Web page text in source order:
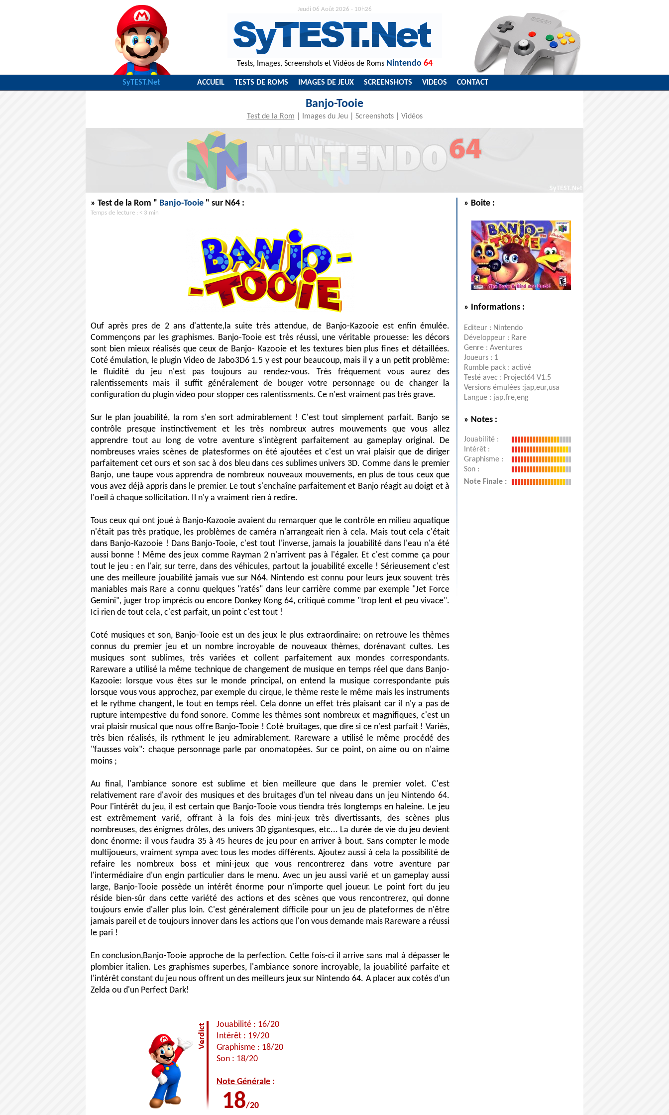
Jeudi 06 Août 2026 - 10h26
Tests, Images, Screenshots et Vidéos de Roms Nintendo 64
SyTEST.Net ACCUEIL TESTS DE ROMS IMAGES DE JEUX SCREENSHOTS VIDEOS CONTACT
Banjo-Tooie
Test de la Rom Images du Jeu| Screenshots| Vidéos
» Test de la Rom " Banjo-Tooie " sur N64 :
Temps de lecture : < 3 min
Ouf après pres de 2 ans d'attente,la suite très attendue, de Banjo-Kazooie est enfin émulée.
Commençons par les graphismes. Banjo-Tooie est très réussi, une véritable prouesse: les décors
sont bien mieux réalisés que ceux de Banjo- Kazooie et les textures bien plus fines et détaillées.
Coté émulation, le plugin Video de Jabo3D6 1.5 y est pour beaucoup, mais il y a un petit problème:
le fluidité du jeu n'est pas toujours au rendez-vous. Très fréquement vous aurez des
ralentissements mais il suffit généralement de bouger votre personnage ou de changer la
configuration du plugin video pour stopper ces ralentissments. Ce n'est vraiment pas très grave.
Sur le plan jouabilité, la rom s'en sort admirablement ! C'est tout simplement parfait. Banjo se
contrôle presque instinctivement et les très nombreux autres mouvements que vous allez
apprendre tout au long de votre aventure s'intègrent parfaitement au gameplay original. De
nombreuses vraies scènes de platesformes on été ajoutées et c'est un vrai plaisir que de diriger
parfaitement cet ours et son sac à dos bleu dans ces sublimes univers 3D. Comme dans le premier
Banjo, une taupe vous apprendra de nombreux nouveaux mouvements, en plus de tous ceux que
vous avez déjà appris dans le premier. Le tout s'enchaîne parfaitement et Banjo réagit au doigt et à
l'oeil à chaque sollicitation. Il n'y a vraiment rien à redire.
Tous ceux qui ont joué à Banjo-Kazooie avaient du remarquer que le contrôle en milieu aquatique
n'était pas très pratique, les problèmes de caméra n'arrangeait rien à cela. Mais tout cela c'était
dans Banjo-Kazooie ! Dans Banjo-Tooie, c'est tout l'inverse, jamais la jouabilité dans l'eau n'a été
aussi bonne ! Même des jeux comme Rayman 2 n'arrivent pas à l'égaler. Et c'est comme ça pour
tout le jeu : en l'air, sur terre, dans des véhicules, partout la jouabilité excelle ! Sérieusement c'est
une des meilleure jouabilité jamais vue sur N64. Nintendo est connu pour leurs jeux souvent très
maniables mais Rare a connu quelques "ratés" dans leur carrière comme par exemple "Jet Force
Gemini", juger trop imprécis ou encore Donkey Kong 64, critiqué comme "trop lent et peu vivace".
Ici rien de tout cela, c'est parfait, un point c'est tout !
Coté musiques et son, Banjo-Tooie est un des jeux le plus extraordinaire: on retrouve les thèmes
connus du premier jeu et un nombre incroyable de nouveaux thèmes, dorénavant cultes. Les
musiques sont sublimes, très variées et collent parfaitement aux mondes correspondants.
Rareware a utilisé la même technique de changement de musique en temps réel que dans Banjo-
Kazooie: lorsque vous êtes sur le monde principal, on entend la musique correspondante puis
lorsque vous vous approchez, par exemple du cirque, le thème reste le même mais les instruments
et le rythme changent, le tout en temps réel. Cela donne un effet très plaisant car il n'y a pas de
rupture intempestive du fond sonore. Comme les thèmes sont nombreux et magnifiques, c'est un
vrai plaisir musical que nous offre Banjo-Tooie ! Coté bruitages, que dire si ce n'est parfait ! Variés,
très bien réalisés, ils rythment le jeu admirablement. Rareware a utilisé le même procédé des
"fausses voix": chaque personnage parle par onomatopées. Sur ce point, on aime ou on n'aime
moins ;
Au final, l'ambiance sonore est sublime et bien meilleure que dans le premier volet. C'est
relativement rare d'avoir des musiques et des bruitages d'un tel niveau dans un jeu Nintendo 64.
Pour l'intérêt du jeu, il est certain que Banjo-Tooie vous tiendra très longtemps en haleine. Le jeu
est extrêmement varié, offrant à la fois des mini-jeux très divertissants, des scènes plus
nombreuses, des énigmes drôles, des univers 3D gigantesques, etc... La durée de vie du jeu devient
donc énorme: il vous faudra 35 à 45 heures de jeu pour en arriver à bout. Sans compter le mode
multijoueurs, vraiment sympa avec tous les modes différents. Ajoutez aussi à cela la possibilité de
refaire les nombreux boss et mini-jeux que vous rencontrerez dans votre aventure par
l'intermédiaire d'un engin particulier dans le menu. Avec un jeu aussi varié et un gameplay aussi
large, Banjo-Tooie possède un intérêt énorme pour n'importe quel joueur. Le point fort du jeu
réside bien-sûr dans cette variété des actions et des scènes que vous rencontrerez, qui donne
toujours envie d'aller plus loin. C'est généralement difficile pour un jeu de plateformes de n'être
jamais pareil et de toujours innover dans les actions que l'on vous demande mais Rareware a réussi
le pari !
En conclusion,Banjo-Tooie approche de la perfection. Cette fois-ci il arrive sans mal à dépasser le
plombier italien. Les graphismes superbes, l'ambiance sonore incroyable, la jouabilité parfaite et
l'intérêt constant du jeu nous offrent un des meilleurs jeux sur Nintendo 64. A placer aux cotés d'un
Zelda ou d'un Perfect Dark!
Jouabilité : 16/20
Intérêt : 19/20
Graphisme : 18/20
Son : 18/20
Note Générale :
18/20
» Boite :
» Informations :
Editeur : Nintendo
Développeur : Rare
Genre : Aventures
Joueurs : 1
Rumble pack : activé
Testé avec : Project64 V1.5
Versions émulées :jap,eur,usa
Langue : jap,fre,eng
» Notes :
Jouabilité :
Intérêt :
Graphisme :
Son :
Note Finale :